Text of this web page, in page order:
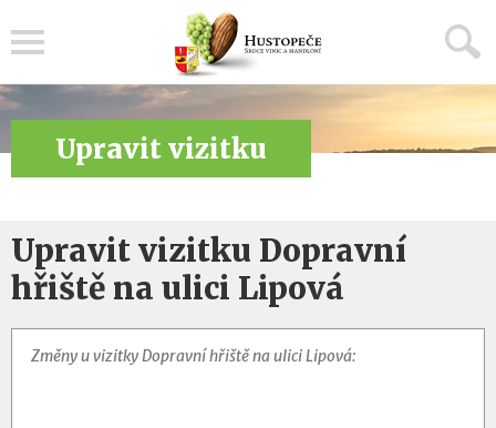
Upravit vizitku
Upravit vizitku Dopravní
hřiště na ulici Lipová